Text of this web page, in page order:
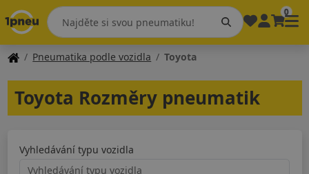
0
Pneumatika podle vozidla Toyota
Toyota Rozměry pneumatik
Vyhledávání typu vozidla